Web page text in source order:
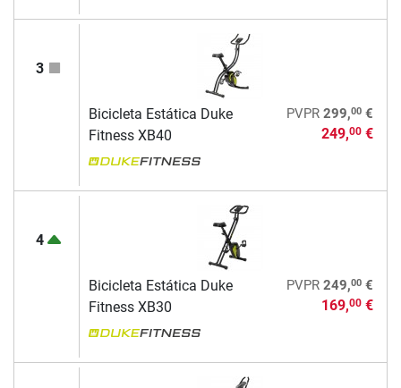
3
Bicicleta Estática Duke
Fitness XB40
PVPR 299,00€
249,00€
4
Bicicleta Estática Duke
Fitness XB30
PVPR 249,00€
169,00€